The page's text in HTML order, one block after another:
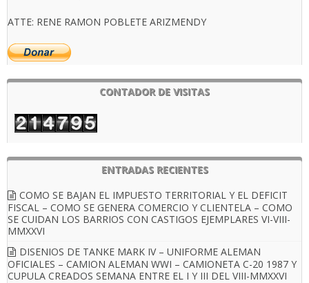
ATTE: RENE RAMON POBLETE ARIZMENDY
CONTADOR DE VISITAS
ENTRADAS RECIENTES
COMO SE BAJAN EL IMPUESTO TERRITORIAL Y EL DEFICIT
FISCAL – COMO SE GENERA COMERCIO Y CLIENTELA – COMO
SE CUIDAN LOS BARRIOS CON CASTIGOS EJEMPLARES VI-VIII-
MMXXVI
DISENIOS DE TANKE MARK IV – UNIFORME ALEMAN
OFICIALES – CAMION ALEMAN WWI – CAMIONETA C-20 1987 Y
CUPULA CREADOS SEMANA ENTRE EL I Y III DEL VIII-MMXXVI